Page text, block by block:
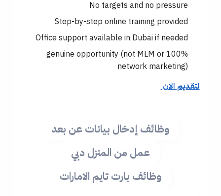
No targets and no pressure
Step-by-step online training provided
Office support available in Dubai if needed
100% genuine opportunity (not MLM or
network marketing)
لتقديم الان
وظائف إدخال بيانات عن بعد
عمل من المنزل دبي
وظائف بارت تايم الامارات